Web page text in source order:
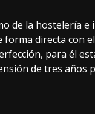
de la hostelería e
forma directa con
para él
de tres años